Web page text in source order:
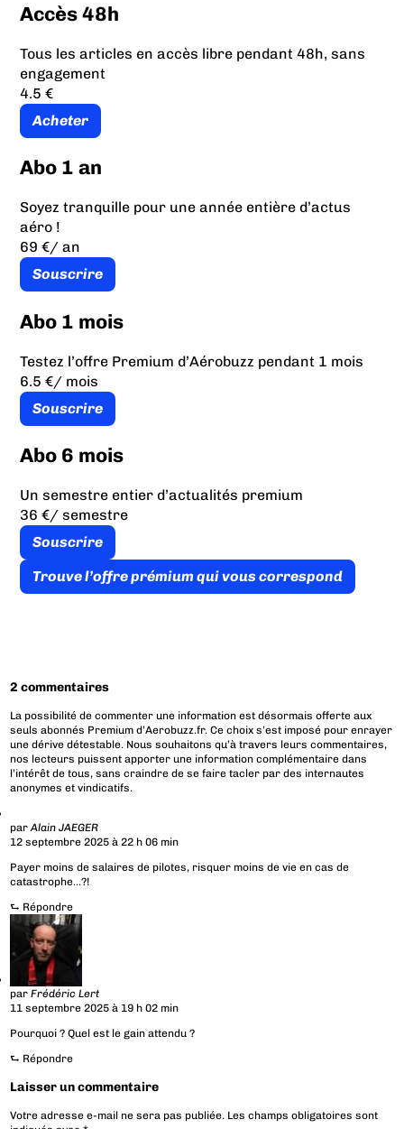
Accès 48h
Tous les articles en accès libre pendant 48h, sans
engagement
4.5 €
Acheter
Abo 1 an
Soyez tranquille pour une année entière d’actus
aéro !
69 €/ an
Souscrire
Abo 1 mois
Testez l’offre Premium d’Aérobuzz pendant 1 mois
6.5 €/ mois
Souscrire
Abo 6 mois
Un semestre entier d’actualités premium
36 €/ semestre
Souscrire
Trouve l’offre prémium qui vous correspond
2 commentaires
La possibilité de commenter une information est désormais offerte aux
seuls abonnés Premium d’Aerobuzz.fr. Ce choix s’est imposé pour enrayer
une dérive détestable. Nous souhaitons qu’à travers leurs commentaires,
nos lecteurs puissent apporter une information complémentaire dans
l’intérêt de tous, sans craindre de se faire tacler par des internautes
anonymes et vindicatifs.
parAlain JAEGER
12 septembre 2025 à 22 h 06 min
Payer moins de salaires de pilotes, risquer moins de vie en cas de
catastrophe…?!
⮑ Répondre
parFrédéric Lert
11 septembre 2025 à 19 h 02 min
Pourquoi ? Quel est le gain attendu ?
⮑ Répondre
Laisser un commentaire
Votre adresse e-mail ne sera pas publiée. Les champs obligatoires sont